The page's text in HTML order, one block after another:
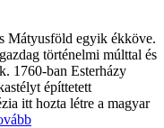
Mátyusföld egyik ékköve.
történelmi múlttal és
1760-ban Esterházy
építtetett
itt hozta létre a magyar